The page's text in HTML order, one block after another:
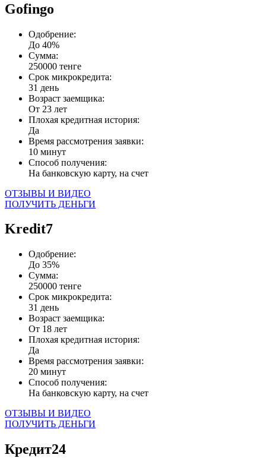
Gofingo
Одобрение:
До 40%
Сумма:
250000 тенге
Срок микрокредита:
31 день
Возраст заемщика:
От 23 лет
Плохая кредитная история:
Да
Время рассмотрения заявки:
10 минут
Способ получения:
На банковскую карту, на счет
ОТЗЫВЫ И ВИДЕО
ПОЛУЧИТЬ ДЕНЬГИ
Kredit7
Одобрение:
До 35%
Сумма:
250000 тенге
Срок микрокредита:
31 день
Возраст заемщика:
От 18 лет
Плохая кредитная история:
Да
Время рассмотрения заявки:
20 минут
Способ получения:
На банковскую карту, на счет
ОТЗЫВЫ И ВИДЕО
ПОЛУЧИТЬ ДЕНЬГИ
Кредит24